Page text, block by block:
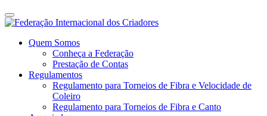
Site da Federação Internacional dos Criadores de Pássaros
Quem Somos
Conheça a Federação
Prestação de Contas
Regulamentos
Regulamento para Torneios de Fibra e Velocidade de
Coleiro
Regulamento para Torneios de Fibra e Canto